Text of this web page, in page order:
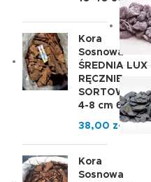
Kora
Sosnowa
ŚREDNIA LUX
RĘCZNIE
SORTOWANA
4-8 cm 60L
38,00 zł
Kora
Sosnowa